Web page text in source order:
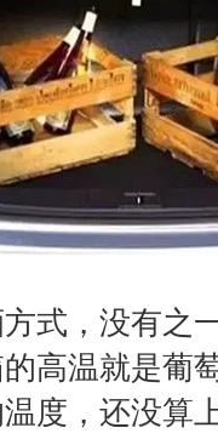
式，没有之
的高温就是
度，还没算